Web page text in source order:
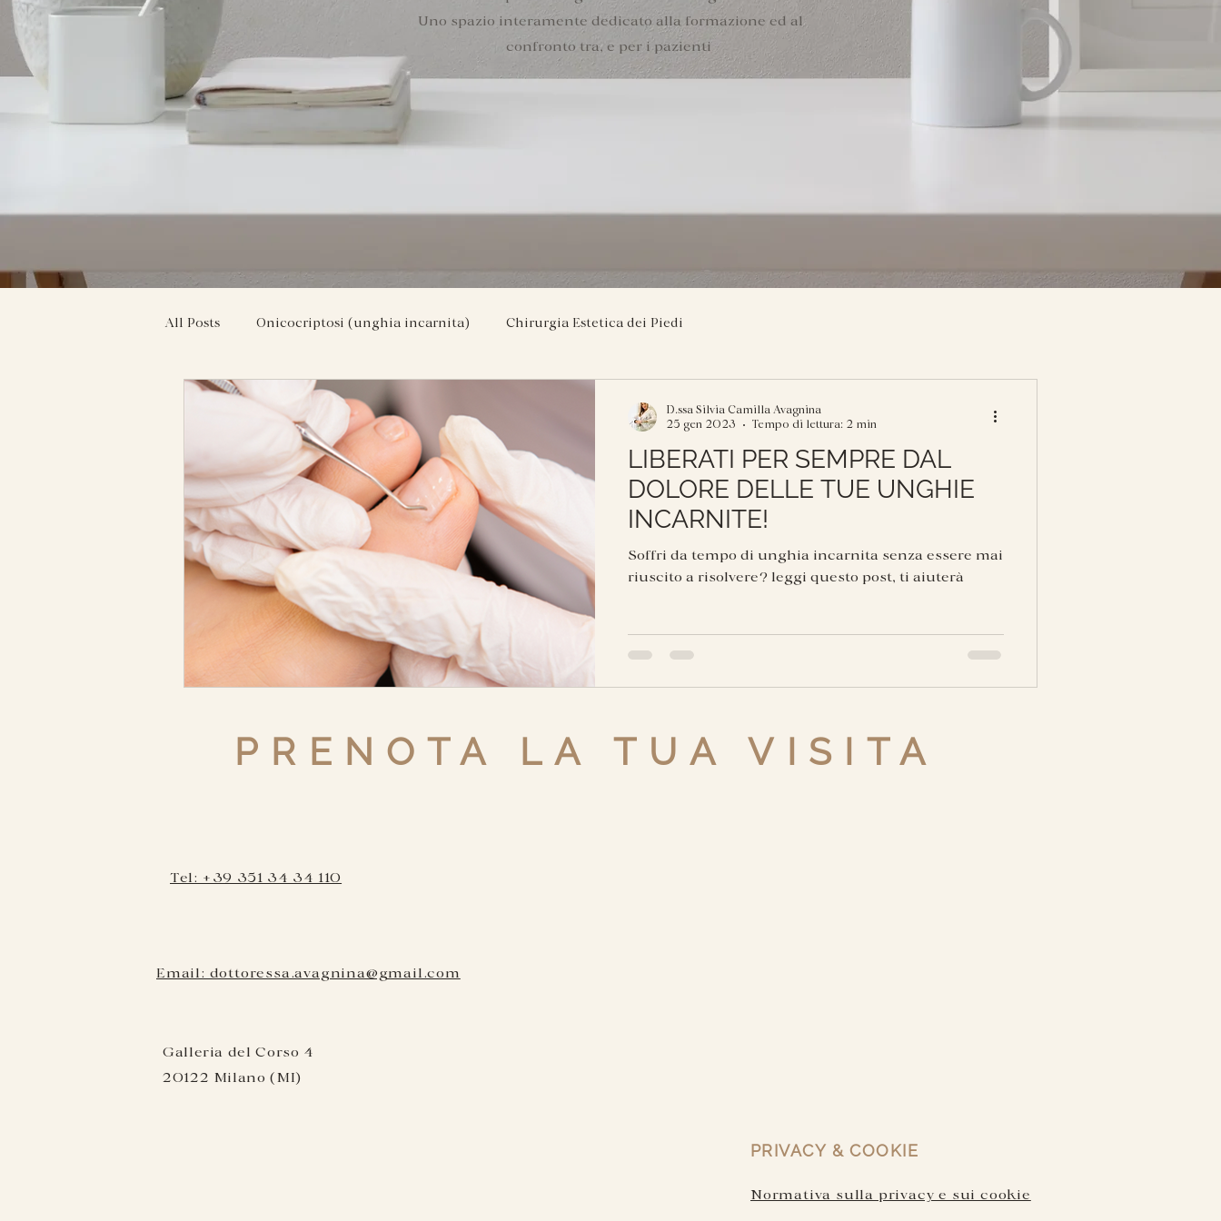
Uno spazio interamente dedicato alla formazione ed al
confronto tra, e per i pazienti
All Posts Onicocriptosi (unghia incarnita) Chirurgia Estetica dei Piedi
LIBERATI PER SEMPRE DAL
DOLORE DELLE TUE UNGHIE
INCARNITE!
Soffri da tempo di unghia incarnita senza essere mai
riuscito a risolvere? leggi questo post, ti aiuterà
D.ssa Silvia Camilla Avagnina
25 gen 2023
Tempo di lettura: 2 min
PRENOTA LA TUA VISITA
Tel: +39 351 34 34 110
Email: dottoressa.avagnina@gmail.com
Galleria del Corso 4
20122 Milano (MI)
PRIVACY & COOKIE
Normativa sulla privacy e sui cookie